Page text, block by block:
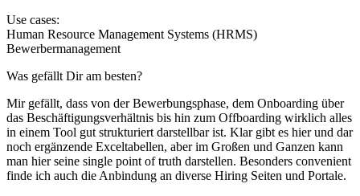
Use cases:
Human Resource Management Systems (HRMS)
Bewerbermanagement
Was gefällt Dir am besten?
Mir gefällt, dass von der Bewerbungsphase, dem Onboarding über
das Beschäftigungsverhältnis bis hin zum Offboarding wirklich alles
in einem Tool gut strukturiert darstellbar ist. Klar gibt es hier und dar
noch ergänzende Exceltabellen, aber im Großen und Ganzen kann
man hier seine single point of truth darstellen. Besonders convenient
finde ich auch die Anbindung an diverse Hiring Seiten und Portale.